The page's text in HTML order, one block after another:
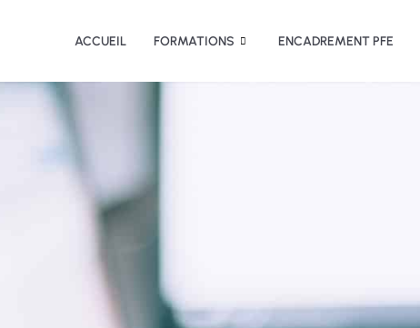
ACCUEIL FORMATIONS ENCADREMENT PFE